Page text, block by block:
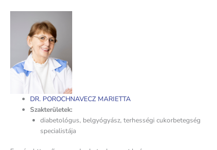
DR. POROCHNAVECZ MARIETTA
Szakterületek:
diabetológus, belgyógyász, terhességi cukorbetegség
specialistája